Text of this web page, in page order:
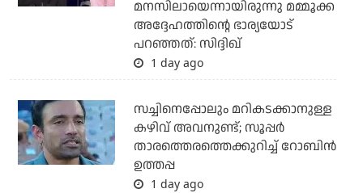
മനസിലായെന്നായിരുന്നു മമ്മൂക്ക
അദ്ദേഹത്തിന്റെ ഭാര്യയോട്
പറഞ്ഞത്: സിദ്ദിഖ്
1 day ago
സച്ചിനെപ്പോലും മറികടക്കാനുള്ള
കഴിവ് അവനുണ്ട്; സൂപ്പര്‍
താരത്തെരത്തെക്കുറിച്ച് റോബിന്‍
ഉത്തപ്പ
1 day ago